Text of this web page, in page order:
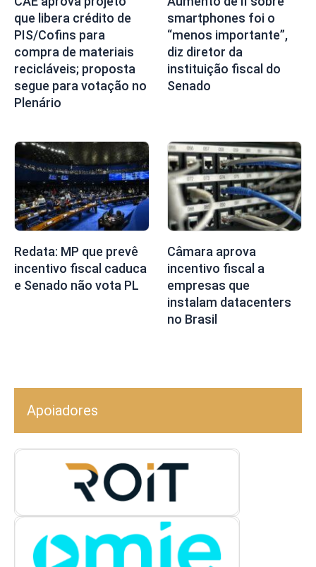
que libera crédito de
PIS/Cofins para
compra de materiais
recicláveis; proposta
segue para votação no
Plenário
smartphones foi o
“menos importante”,
diz diretor da
instituição fiscal do
Senado
Redata: MP que prevê
incentivo fiscal caduca
e Senado não vota PL
Câmara aprova
incentivo fiscal a
empresas que
instalam datacenters
no Brasil
Apoiadores